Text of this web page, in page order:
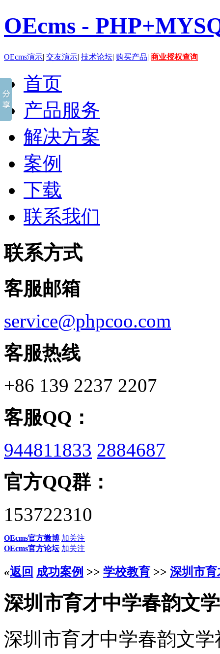
OEcms -
OEcms演示| 交友演示| 技术论坛| 购买产品| 商业授权查询
首页
产品服务
解决方案
案例
下载
联系我们
联系方式
客服邮箱
service@phpcoo.com
客服热线
+86 139 2237 2207
客服QQ：
944811833 2884687
官方QQ群：
153722310
OEcms官方微博 加关注
OEcms官方论坛 加关注
«返回 成功案例 >> 学校教育 >> 深圳市
深圳市育才中学春韵文
深圳市育才中学春韵文